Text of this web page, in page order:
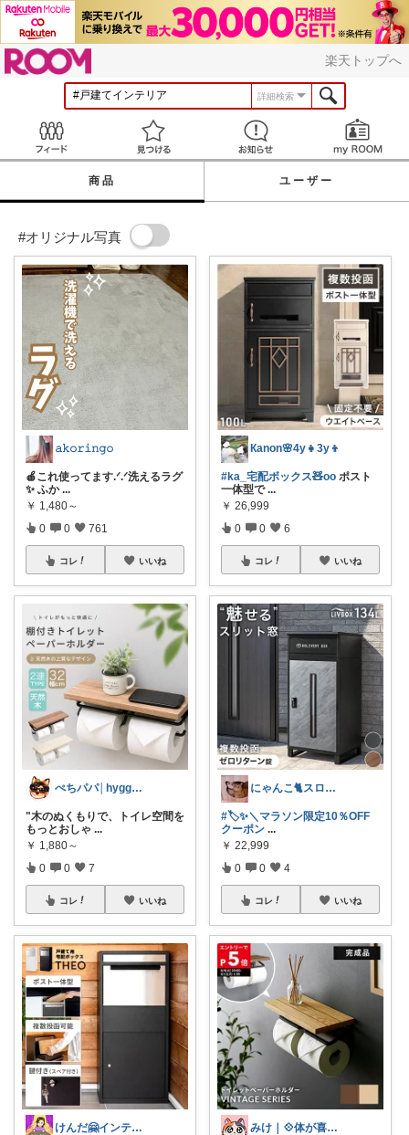
楽天トップへ
詳細検索
見つける お知らせ
商品 ユーザー
#オリジナル写真
𝚊𝚔𝚘𝚛𝚒𝚗𝚐𝚘
🍎これ使ってます.ᐟ.ᐟ洗えるラグ
✨ ふか ...
￥ 1,480～
0 0 761
コレ いいね
ぺちパパ│hyggeな心意気を大切に🌿
"木のぬくもりで、トイレ空間を
もっとおしゃ ...
￥ 1,880～
0 0 7
コレ いいね
けんだ🤗インテリア多め
Кanon🌸4y👧3y👦
#ka_宅配ボックス🧸oo ポスト
一体型で ...
￥ 26,999
0 0 6
コレ いいね
にゃんこ🐈スローです🐢💦
#🏷️✨＼マラソン限定10％OFF
クーポン ...
￥ 22,999
0 0 4
コレ いいね
みけ｜💠体が喜ぶもの・便利なもの